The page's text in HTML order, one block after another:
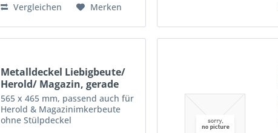
Vergleichen Merken
Metalldeckel Liebigbeute/
Herold/ Magazin, gerade
565 x 465 mm, passend auch für
Herold & Magazinimkerbeute
ohne Stülpdeckel